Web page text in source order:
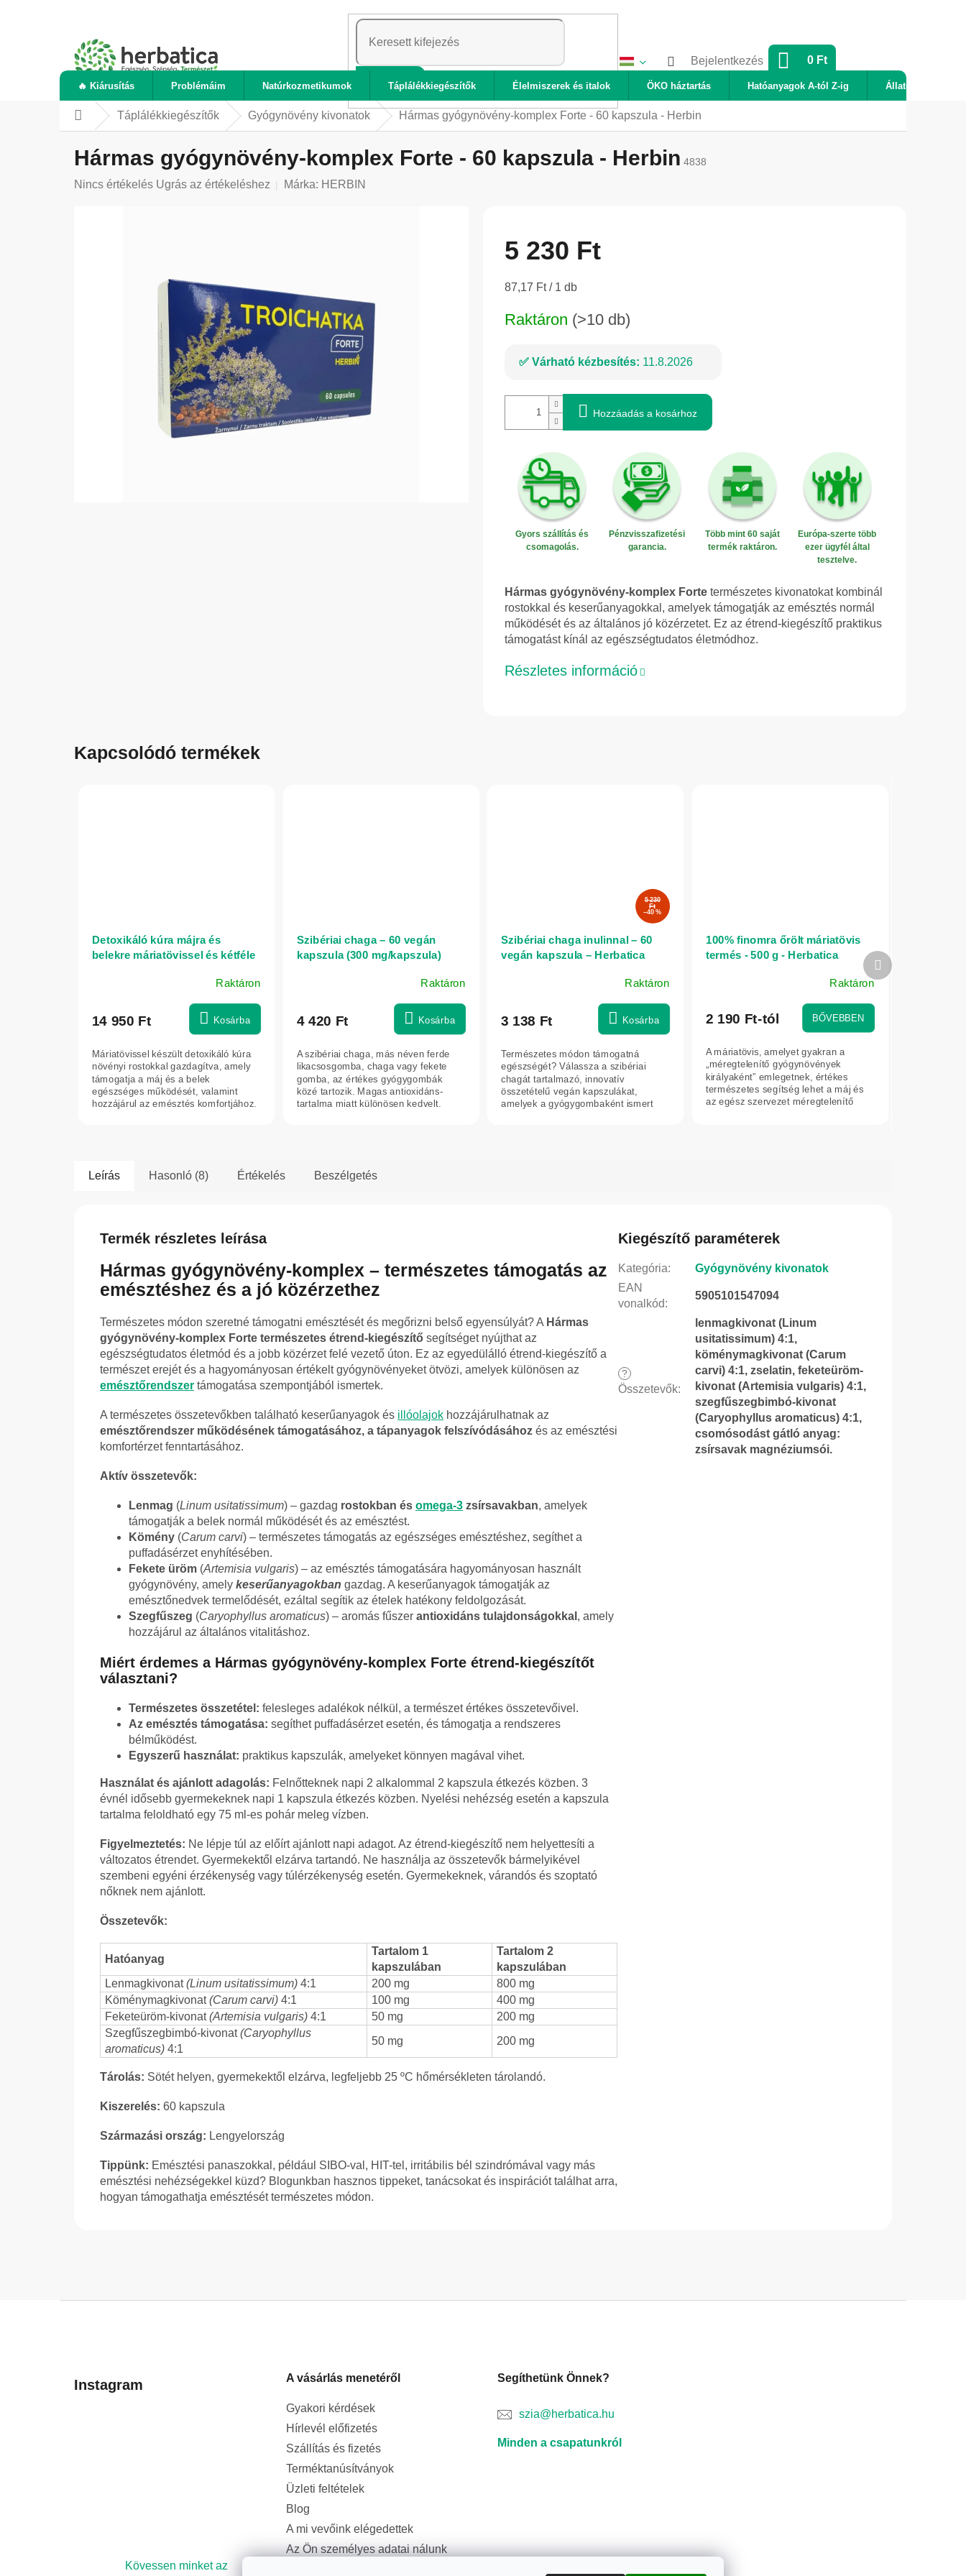
KERESÉS
Bejelentkezés KOSÁR
0 Ft
🔥 Kiárusítás Problémáim Natúrkozmetikumok Táplálékkiegészítők Élelmiszerek és italok ÖKO háztartás Hatóanyagok A-tól Z-ig Állatok
KezdőlapTáplálékkiegészítők Gyógynövény kivonatok Hármas gyógynövény-komplex Forte - 60 kapszula - Herbin
Hármas gyógynövény-komplex Forte - 60 kapszula - Herbin 4838
A
Nincs értékelés Ugrás az értékeléshez Márka: HERBIN
5 230 Ft
Egységár:
87,17 Ft / 1 db
Raktáron (>10 db)
Várható kézbesítés: 11.8.2026
Hozzáadás a kosárhoz
Gyors szállítás és
csomagolás.
Pénzvisszafizetési
garancia.
Több mint 60 saját
termék raktáron.
Európa-szerte több
ezer ügyfél által
tesztelve.
Hármas gyógynövény-komplex Forte természetes kivonatokat kombinál
rostokkal és keserűanyagokkal, amelyek támogatják az emésztés normál
működését és az általános jó közérzetet. Ez az étrend-kiegészítő praktikus
támogatást kínál az egészségtudatos életmódhoz.
Részletes információ
Kapcsolódó termékek
Detoxikáló kúra májra és
belekre máriatövissel és kétféle
átlagos
ből
5,0
csillag.
Raktáron
14 950 Ft Kosárba
Máriatövissel készült detoxikáló kúra
növényi rostokkal gazdagítva, amely
támogatja a máj és a belek
egészséges működését, valamint
hozzájárul az emésztés komfortjához.
Szibériai chaga – 60 vegán
kapszula (300 mg/kapszula)
Raktáron
4 420 Ft Kosárba
A szibériai chaga, más néven ferde
likacsosgomba, chaga vagy fekete
gomba, az értékes gyógygombák
közé tartozik. Magas antioxidáns-
tartalma miatt különösen kedvelt.
5 230
Ft
–40 %
Szibériai chaga inulinnal – 60
vegán kapszula – Herbatica
Raktáron
3 138 Ft Kosárba
Természetes módon támogatná
egészségét? Válassza a szibériai
chagát tartalmazó, innovatív
összetételű vegán kapszulákat,
amelyek a gyógygombaként ismert
100% finomra őrölt máriatövis
termés - 500 g - Herbatica
Raktáron
2 190 Ft-tól BŐVEBBEN
A máriatövis, amelyet gyakran a
„méregtelenítő gyógynövények
királyaként” emlegetnek, értékes
természetes segítség lehet a máj és
az egész szervezet méregtelenítő
Következő
termék
Leírás Hasonló (8) Értékelés Beszélgetés
Termék részletes leírása
Hármas gyógynövény-komplex – természetes támogatás az
emésztéshez és a jó közérzethez
Természetes módon szeretné támogatni emésztését és megőrizni belső egyensúlyát? A Hármas
gyógynövény-komplex Forte természetes étrend-kiegészítő segítséget nyújthat az
egészségtudatos életmód és a jobb közérzet felé vezető úton. Ez az egyedülálló étrend-kiegészítő a
természet erejét és a hagyományosan értékelt gyógynövényeket ötvözi, amelyek különösen az
emésztőrendszer támogatása szempontjából ismertek.
A természetes összetevőkben található keserűanyagok és illóolajok hozzájárulhatnak az
emésztőrendszer működésének támogatásához, a tápanyagok felszívódásához és az emésztési
komfortérzet fenntartásához.
Aktív összetevők:
Lenmag (Linum usitatissimum) – gazdag rostokban és omega-3 zsírsavakban, amelyek
támogatják a belek normál működését és az emésztést.
Kömény (Carum carvi) – természetes támogatás az egészséges emésztéshez, segíthet a
puffadásérzet enyhítésében.
Fekete üröm (Artemisia vulgaris) – az emésztés támogatására hagyományosan használt
gyógynövény, amely keserűanyagokban gazdag. A keserűanyagok támogatják az
emésztőnedvek termelődését, ezáltal segítik az ételek hatékony feldolgozását.
Szegfűszeg (Caryophyllus aromaticus) – aromás fűszer antioxidáns tulajdonságokkal , amely
hozzájárul az általános vitalitáshoz.
Miért érdemes a Hármas gyógynövény-komplex Forte étrend-kiegészítőt
választani?
Természetes összetétel: felesleges adalékok nélkül, a természet értékes összetevőivel.
Az emésztés támogatása: segíthet puffadásérzet esetén, és támogatja a rendszeres
bélműködést.
Egyszerű használat: praktikus kapszulák, amelyeket könnyen magával vihet.
Használat és ajánlott adagolás: Felnőtteknek napi 2 alkalommal 2 kapszula étkezés közben. 3
évnél idősebb gyermekeknek napi 1 kapszula étkezés közben. Nyelési nehézség esetén a kapszula
tartalma feloldható egy 75 ml-es pohár meleg vízben.
Figyelmeztetés: Ne lépje túl az előírt ajánlott napi adagot. Az étrend-kiegészítő nem helyettesíti a
változatos étrendet. Gyermekektől elzárva tartandó. Ne használja az összetevők bármelyikével
szembeni egyéni érzékenység vagy túlérzékenység esetén. Gyermekeknek, várandós és szoptató
nőknek nem ajánlott.
Összetevők:
Hatóanyag
Tartalom 1
kapszulában
Tartalom 2
kapszulában
Lenmagkivonat(Linum usitatissimum) 4:1 200 mg
800 mg
Köménymagkivonat(Carum carvi) 4:1 100 mg
400 mg
Feketeüröm-kivonat(Artemisia vulgaris) 4:1 50 mg
200 mg
Szegfűszegbimbó-kivonat(Caryophyllus
aromaticus) 4:1
50 mg 200 mg
Tárolás: Sötét helyen, gyermekektől elzárva, legfeljebb 25 ºC hőmérsékleten tárolandó.
Kiszerelés: 60 kapszula
Származási ország: Lengyelország
Tippünk: Emésztési panaszokkal, például SIBO-val, HIT-tel, irritábilis bél szindrómával vagy más
emésztési nehézségekkel küzd? Blogunkban hasznos tippeket, tanácsokat és inspirációt találhat arra,
hogyan támogathatja emésztését természetes módon.
Kiegészítő paraméterek
Kategória:
Gyógynövény kivonatok
EAN
vonalkód:
5905101547094
?
Összetevők:
lenmagkivonat (Linum
usitatissimum) 4:1,
köménymagkivonat (Carum
carvi) 4:1, zselatin, feketeüröm-
kivonat (Artemisia vulgaris) 4:1,
szegfűszegbimbó-kivonat
(Caryophyllus aromaticus) 4:1,
csomósodást gátló anyag:
zsírsavak magnéziumsói.
Instagram
Kövessen minket az
A vásárlás menetéről
Gyakori kérdések
Hírlevél előfizetés
Szállítás és fizetés
Terméktanúsítványok
Üzleti feltételek
Blog
A mi vevőink elégedettek
Az Ön személyes adatai nálunk
Segíthetünk Önnek?
szia@herbatica.hu
Minden a csapatunkról